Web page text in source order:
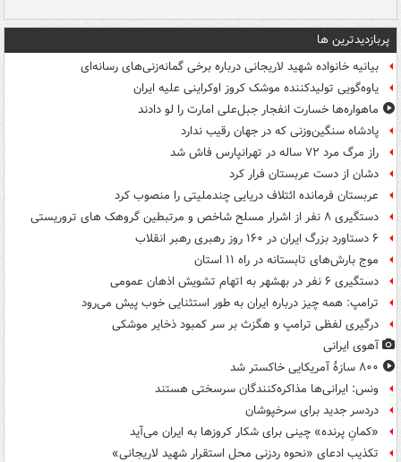
پربازدیدترین ها
بیانیه خانواده شهید لاریجانی درباره برخی گمانه‌زنی‌های رسانه‌ای
یاوه‌گویی تولیدکننده موشک کروز اوکراینی علیه ایران
ماهواره‌ها خسارت انفجار جبل‌علی امارت را لو دادند
پادشاه سنگین‌وزنی که در جهان رقیب ندارد
راز مرگ مرد ۷۲ ساله در تهرانپارس فاش شد
دشان از دست عربستان فرار کرد
عربستان فرمانده ائتلاف دریایی چندملیتی را منصوب کرد
دستگیری ۸ نفر از اشرار مسلح شاخص و مرتبطین گروهک های تروریستی
۶ دستاورد بزرگ ایران در ۱۶۰ روز رهبری رهبر انقلاب
موج بارش‌های تابستانه در راه ۱۱ استان
دستگیری ۶ نفر در بهشهر به اتهام تشویش اذهان عمومی
ترامپ: همه چیز درباره ایران به طور استثنایی خوب پیش می‌رود
درگیری لفظی ترامپ و هگزث بر سر کمبود ذخایر موشکی
آهوی ایرانی
۸۰۰ سازۀ آمریکایی خاکستر شد
ونس: ایرانی‌ها مذاکره‌کنندگان سرسختی هستند
دردسر جدید برای سرخپوشان
«کمانِ پرنده» چینی برای شکار کروزها به ایران می‌آید
تکذیب ادعای «نحوه ردزنی محل استقرار شهید لاریجانی»